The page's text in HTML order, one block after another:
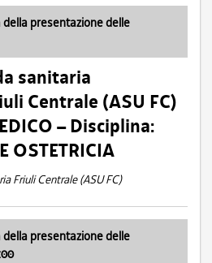
della presentazione delle
sanitaria
Centrale (ASU FC)
– Disciplina:
OSTETRICIA
Friuli Centrale (ASU FC)
della presentazione delle